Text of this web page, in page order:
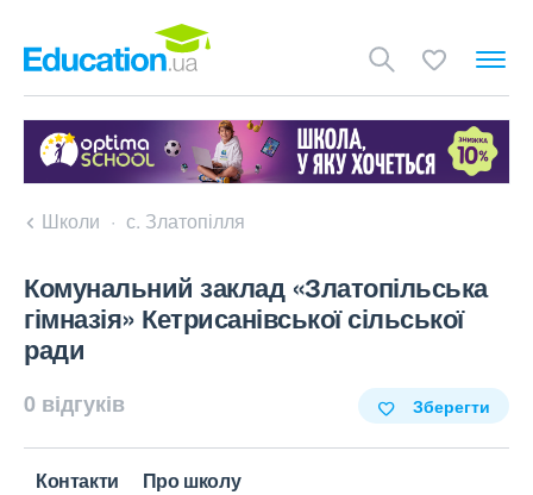
Школи с. Златопілля
Комунальний заклад «Златопільська
гімназія» Кетрисанівської сільської
ради
0 відгуків Зберегти
Контакти Про школу